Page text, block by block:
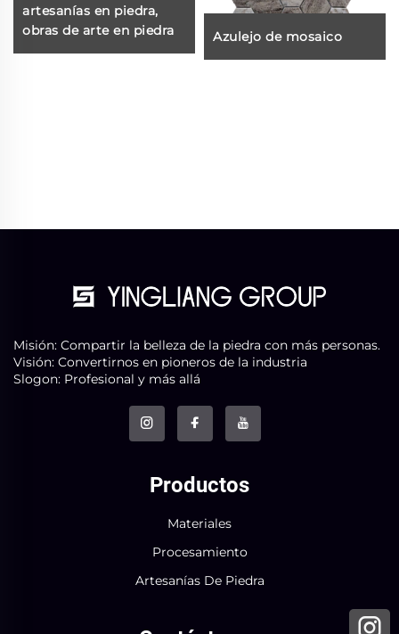
artesanías en piedra,
obras de arte en piedra
Azulejo de mosaico
Misión: Compartir la belleza de la piedra con más personas.
Visión: Convertirnos en pioneros de la industria
Slogon: Profesional y más allá
Productos
Materiales
Procesamiento
Artesanías De Piedra